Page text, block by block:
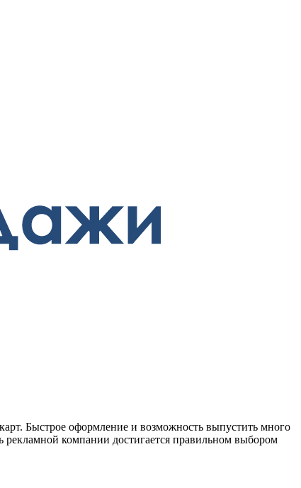
Быстрое оформление и возможность выпустить много
компании достигается правильном выбором